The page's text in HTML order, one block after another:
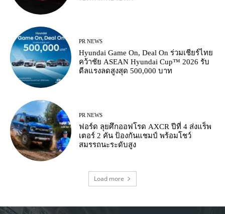
PR NEWS
Hyundai Game On, Deal On ร่วมเชียร์ไทย
คว้าชัย ASEAN Hyundai Cup™ 2026 รับ
ดีลแรงลดสูงสุด 500,000 บาท
PR NEWS
ฟอร์ด ลุยศึกออฟโรด AXCR ปีที่ 4 ส่งแร็พ
เตอร์ 2 คัน ป้องกันแชมป์ พร้อมโชว์
สมรรถนะระดับสูง
Load more